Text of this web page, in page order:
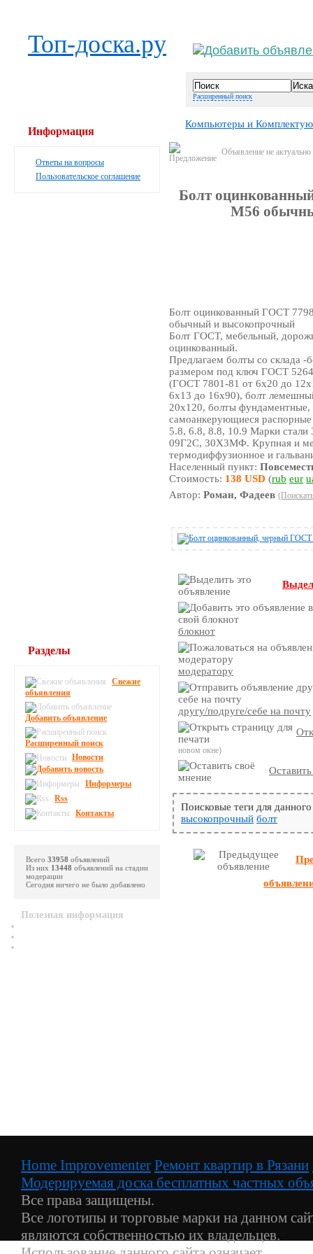
Топ-доска.ру
Расширенный поиск
Компьютеры и
Объявление не актуально
Болт
М56
Болт оцинкованный ГОСТ
обычный и высокопрочный
Болт ГОСТ, мебельный,
оцинкованный.
Предлагаем болты со склада
размером под ключ ГОСТ
(ГОСТ 7801-81 от 6х20 до
6х13 до 16х90), болт
20х120, болты
самоанкерующиеся
5.8, 6.8, 8.8, 10.9 Марки
09Г2С, 30Х3МФ. Крупная и
термодиффузионное и
Населенный пункт:
Стоимость: 138 USD (rub eur
Автор:Роман, Фадеев
блокнот
модератору
другу/подруге/себе на почту
новом окне)
Поисковые теги для
высокопрочный болт
Информация
Ответы на вопросы
Пользовательское соглашение
Разделы
Свежие
объявления
Добавить объявление
Расширенный поиск
Новости
Информеры
Rss
Контакты
Всего 33958 объявлений
Из них 13448 объявлений на стадии
модерации
Сегодня ничего не было добавлено
Полезная информация
Home Improvementer Ремонт квартир в Рязани
Модерируемая доска бесплатных частных
Все права защищены.
Все логотипы и торговые марки на данном
являются собственностью их владельцев.